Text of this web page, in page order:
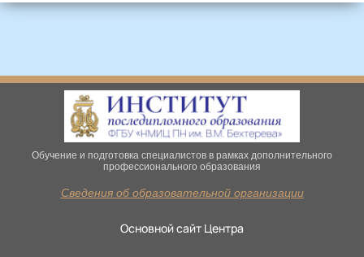
Обучение и подготовка специалистов в рамках дополнительного
профессионального образования
Сведения об образовательной организации
Основной сайт Центра